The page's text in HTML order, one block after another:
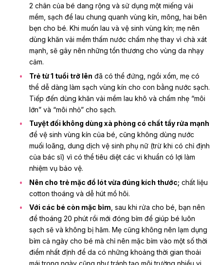
2 chân của bé dang rộng và sử dụng một miếng vải
mềm, sạch để lau chung quanh vùng kín, mông, hai bên
bẹn cho bé. Khi muốn lau và vệ sinh vùng kín; mẹ nên
dùng khăn vải mềm thấm nước chấm nhẹ thay vì chà xát
mạnh, sẽ gây nên những tổn thương cho vùng da nhạy
cảm.
Trẻ từ 1 tuổi trở lên đã có thể đứng, ngồi xổm, mẹ có
thể dễ dàng làm sạch vùng kín cho con bằng nước sạch.
Tiếp đến dùng khăn vải mềm lau khô và chấm nhẹ “môi
lớn” và “môi nhỏ” cho sạch.
Tuyệt đối không dùng xà phòng có chất tẩy rửa mạnh
để vệ sinh vùng kín của bé, cũng không dùng nước
muối loãng, dung dịch vệ sinh phụ nữ (trừ khi có chỉ định
của bác sĩ) vì có thể tiêu diệt các vi khuẩn có lợi làm
nhiệm vụ bảo vệ.
Nên cho trẻ mặc đồ lót vừa đúng kích thước; chất liệu
cotton thoáng và dễ hút mồ hôi.
Với các bé còn mặc bỉm , sau khi rửa cho bé, bạn nên
để thoáng 20 phút rồi mới đóng bỉm để giúp bé luôn
sạch sẽ và không bị hăm. Mẹ cũng không nên lạm dụng
bỉm cả ngày cho bé mà chỉ nên mặc bỉm vào một số thời
điểm nhất định để da có những khoảng thời gian thoải